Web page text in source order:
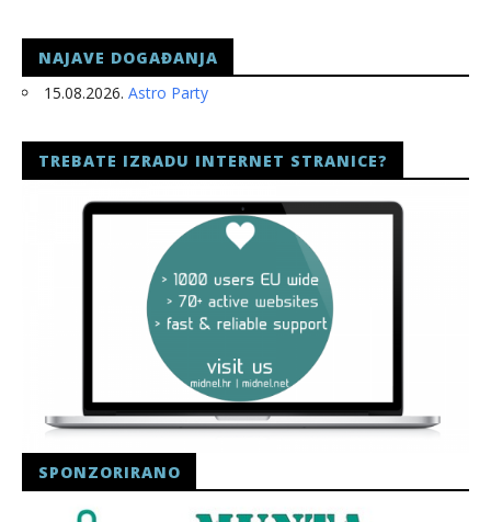
NAJAVE DOGAĐANJA
15.08.2026. Astro Party
TREBATE IZRADU INTERNET STRANICE?
SPONZORIRANO